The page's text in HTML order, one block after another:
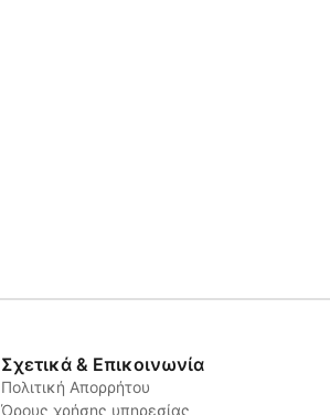
Σχετικά & Επικοινωνία
Πολιτική Απορρήτου
Όρους χρήσης υπηρεσίας